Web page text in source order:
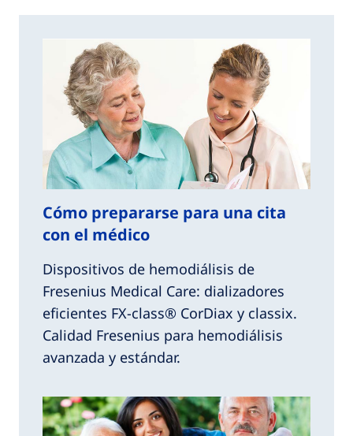
Cómo prepararse para una cita
con el médico
Dispositivos de hemodiálisis de
Fresenius Medical Care: dializadores
eficientes FX-class® CorDiax y classix.
Calidad Fresenius para hemodiálisis
avanzada y estándar.